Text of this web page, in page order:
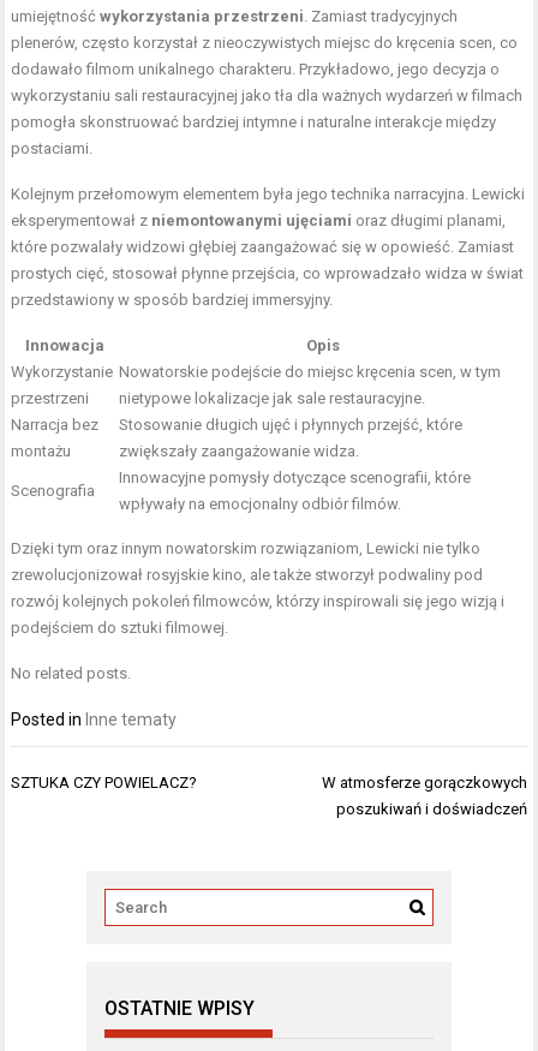
umiejętnośćwykorzystania przestrzeni . Zamiast tradycyjnych
plenerów, często korzystał z nieoczywistych miejsc do kręcenia scen, co
dodawało filmom unikalnego charakteru. Przykładowo, jego decyzja o
wykorzystaniu sali restauracyjnej jako tła dla ważnych wydarzeń w filmach
pomogła skonstruować bardziej intymne i naturalne interakcje między
postaciami.
Kolejnym przełomowym elementem była jego technika narracyjna. Lewicki
eksperymentował z niemontowanymi ujęciami oraz długimi planami,
które pozwalały widzowi głębiej zaangażować się w opowieść. Zamiast
prostych cięć, stosował płynne przejścia, co wprowadzało widza w świat
przedstawiony w sposób bardziej immersyjny.
Innowacja
Opis
Wykorzystanie
przestrzeni
Nowatorskie podejście do miejsc kręcenia scen, w tym
nietypowe lokalizacje jak sale restauracyjne.
Narracja bez
montażu
Stosowanie długich ujęć i płynnych przejść, które
zwiększały zaangażowanie widza.
Scenografia
Innowacyjne pomysły dotyczące scenografii, które
wpływały na emocjonalny odbiór filmów.
Dzięki tym oraz innym nowatorskim rozwiązaniom, Lewicki nie tylko
zrewolucjonizował rosyjskie kino, ale także stworzył podwaliny pod
rozwój kolejnych pokoleń filmowców, którzy inspirowali się jego wizją i
podejściem do sztuki filmowej.
No related posts.
Posted in Inne tematy
Nawigacja
SZTUKA CZY POWIELACZ?
W atmosferze gorączkowych
poszukiwań i doświadczeń
OSTATNIE WPISY